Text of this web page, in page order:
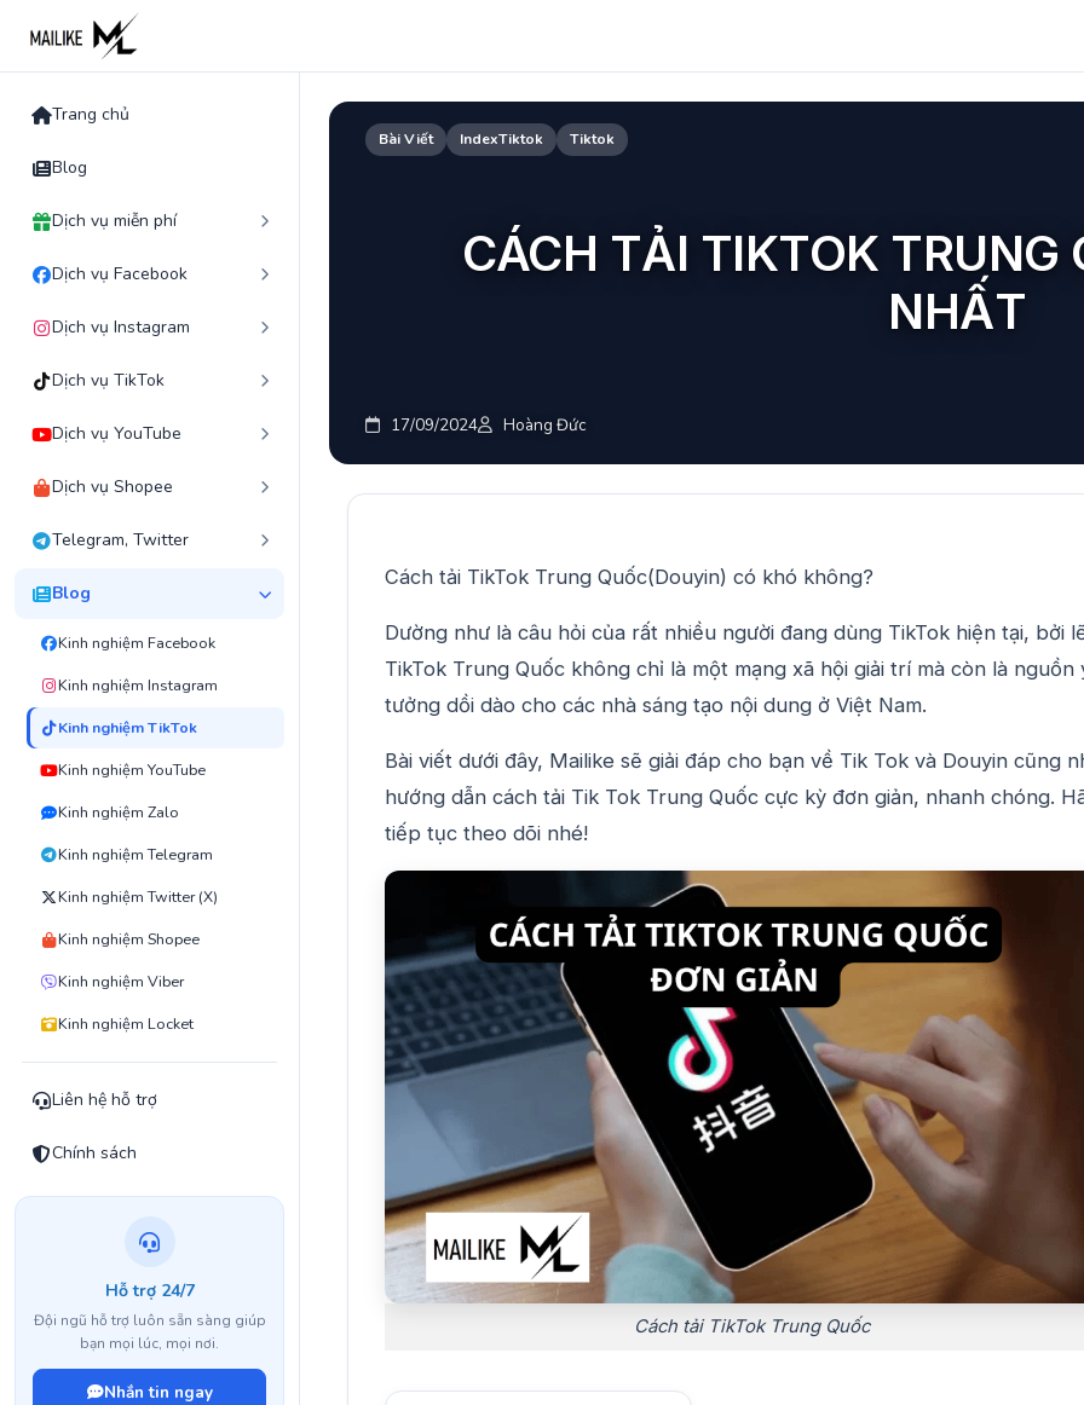
content
Trang chủ
Blog
Dịch vụ miễn phí
Dịch vụ Facebook
Dịch vụ Instagram
Dịch vụ TikTok
Dịch vụ YouTube
Dịch vụ Shopee
Telegram, Twitter
Blog
Kinh nghiệm Facebook
Kinh nghiệm Instagram
Kinh nghiệm TikTok
Kinh nghiệm YouTube
Kinh nghiệm Zalo
Kinh nghiệm Telegram
Kinh nghiệm Twitter (X)
Kinh nghiệm Shopee
Kinh nghiệm Viber
Kinh nghiệm Locket
Liên hệ hỗ trợ
Chính sách
Hỗ trợ 24/7
Đội ngũ hỗ trợ luôn sẵn sàng giúp
bạn mọi lúc, mọi nơi.
Nhắn tin ngay
Bài Viết IndexTiktok Tiktok
CÁCH TẢI TIKTOK TRUNG
NHẤT
17/09/2024 Hoàng Đức
Cách tải TikTok Trung Quốc(Douyin) có khó không?
Dường như là câu hỏi của rất nhiều người đang dùng TikTok hiện tại, bởi
TikTok Trung Quốc không chỉ là một mạng xã hội giải trí mà còn là nguồn
tưởng dồi dào cho các nhà sáng tạo nội dung ở Việt Nam.
Bài viết dưới đây, Mailike sẽ giải đáp cho bạn về Tik Tok và Douyin cũng
hướng dẫn cách tải Tik Tok Trung Quốc cực kỳ đơn giản, nhanh chóng.
tiếp tục theo dõi nhé!
Cách tải TikTok Trung Quốc